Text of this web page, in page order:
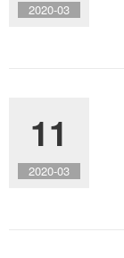
2020-03
11
2020-03